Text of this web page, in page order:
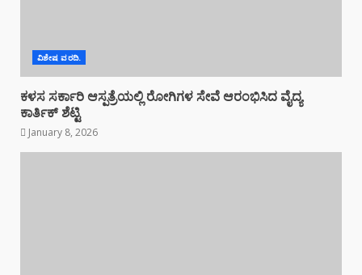
ವಿಶೇಷ ವರದಿ.
ಕಳಸ ಸರ್ಕಾರಿ ಆಸ್ಪತ್ರೆಯಲ್ಲಿ ರೋಗಿಗಳ ಸೇವೆ ಆರಂಭಿಸಿದ ವೈದ್ಯ
ಕಾರ್ತಿಕ್ ಶೆಟ್ಟಿ
January 8, 2026